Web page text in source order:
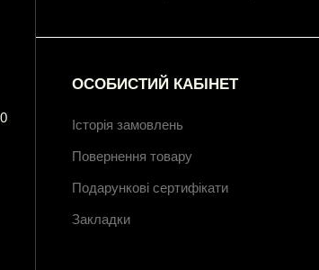
ОСОБИСТИЙ КАБІНЕТ
Історія замовлень
Повернення товару
Подарункові сертифікати
Закладки